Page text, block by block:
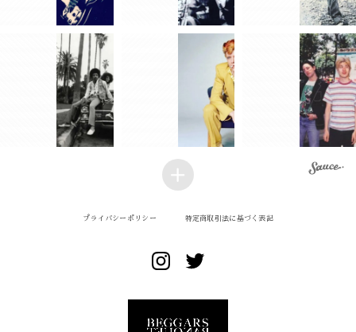
プライバシーポリシー 特定商取引法に基づく表記